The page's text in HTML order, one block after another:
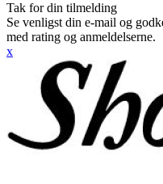
Tak for din tilmelding
Se venligst din e-mail og
med rating og anmeldelserne.
x